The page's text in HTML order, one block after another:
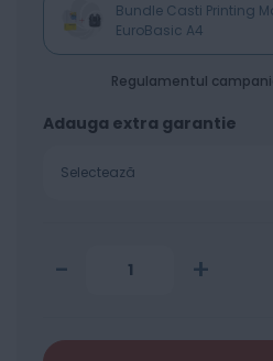
Bundle Casti Printing
EuroBasic A4
Regulamentul
Adauga extra garantie
Selectează
- +